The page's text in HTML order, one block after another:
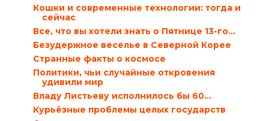
Кошки и современные технологии: тогда и
сейчас
Все, что вы хотели знать о Пятнице 13-го…
Безудержное веселье в Северной Корее
Странные факты о космосе
Политики, чьи случайные откровения
удивили мир
Владу Листьеву исполнилось бы 60…
Курьёзные проблемы целых государств